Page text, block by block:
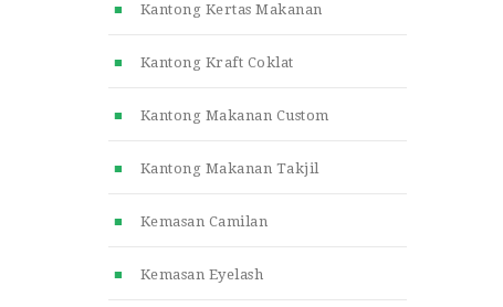
Kantong Kertas Makanan
Kantong Kraft Coklat
Kantong Makanan Custom
Kantong Makanan Takjil
Kemasan Camilan
Kemasan Eyelash